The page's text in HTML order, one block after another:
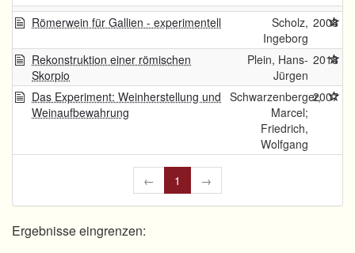
Römerwein für Gallien - experimentell
Scholz,
Ingeborg
2008
Rekonstruktion einer römischen
Skorpio
Plein, Hans-
Jürgen
2018
Das Experiment: Weinherstellung und
Weinaufbewahrung
Schwarzenberger,
Marcel;
Friedrich,
Wolfgang
2007
← 1 →
Ergebnisse eingrenzen: